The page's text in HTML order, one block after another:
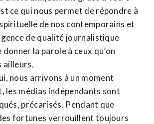
ce qui nous permet de répondre à
de nos contemporains et
de qualité journalistique
donner la parole à ceux qu’on
ailleurs.
nous arrivons à un moment
les médias indépendants sont
précarisés. Pendant que
fortunes verrouillent toujours